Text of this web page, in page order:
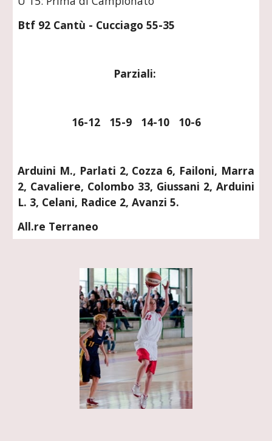
Btf 92 Cantù - Cucciago 55-35
Parziali:
16-12   15-9   14-10   10-6
Arduini M., Parlati 2, Cozza 6, Failoni, Marra
2, Cavaliere, Colombo 33, Giussani 2, Arduini
L. 3, Celani, Radice 2, Avanzi 5.
All.re Terraneo